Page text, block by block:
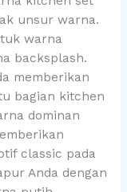
unsur warna.
warna
backsplash.
memberikan
bagian kitchen
dominan
classic pada
Anda dengan